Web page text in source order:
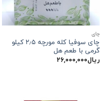
چاي
چای سوفیا کله مورچه ۲٫۵ کیلو
گرمی با طعم هل
ریال۲۶,۰۰۰,۰۰۰